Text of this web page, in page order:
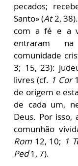
pecados;
Santo» (At2,
com a fé e a
entraram
comunidade
3; 15, 23):
livres (cf. 1 Cor
de origem e
de cada um,
Deus. Por isso,
comunhão
Rom 12, 10; 1
Ped1, 7).